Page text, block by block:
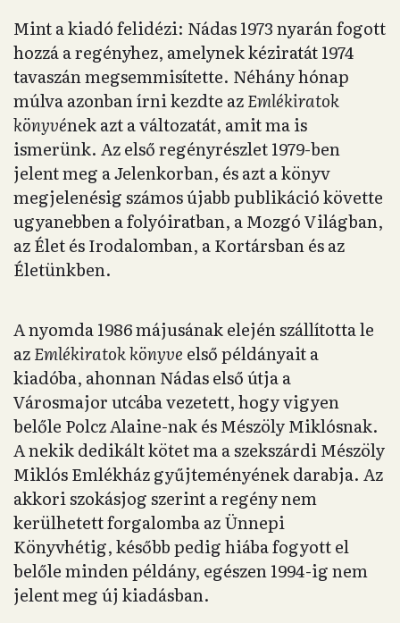
Mint a kiadó felidézi: Nádas 1973 nyarán fogott
hozzá a regényhez, amelynek kéziratát 1974
tavaszán megsemmisítette. Néhány hónap
múlva azonban írni kezdte azEmlékiratok
könyvének azt a változatát, amit ma is
ismerünk. Az első regényrészlet 1979-ben
jelent meg a Jelenkorban, és azt a könyv
megjelenésig számos újabb publikáció követte
ugyanebben a folyóiratban, a Mozgó Világban,
az Élet és Irodalomban, a Kortársban és az
Életünkben.
A nyomda 1986 májusának elején szállította le
azEmlékiratok könyve első példányait a
kiadóba, ahonnan Nádas első útja a
Városmajor utcába vezetett, hogy vigyen
belőle Polcz Alaine-nak és Mészöly Miklósnak.
A nekik dedikált kötet ma a szekszárdi Mészöly
Miklós Emlékház gyűjteményének darabja. Az
akkori szokásjog szerint a regény nem
kerülhetett forgalomba az Ünnepi
Könyvhétig, később pedig hiába fogyott el
belőle minden példány, egészen 1994-ig nem
jelent meg új kiadásban.